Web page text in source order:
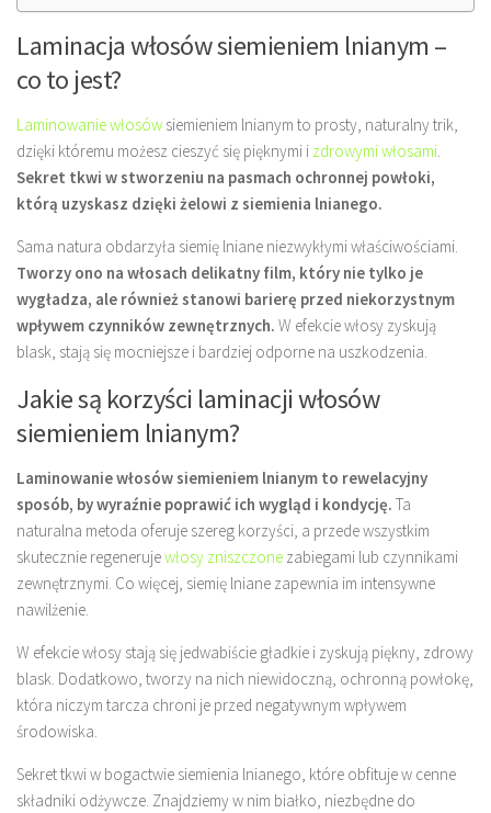
Laminacja włosów siemieniem lnianym –
co to jest?
Laminowanie włosów siemieniem lnianym to prosty, naturalny trik,
dzięki któremu możesz cieszyć się pięknymi i zdrowymi włosami.
Sekret tkwi w stworzeniu na pasmach ochronnej powłoki,
którą uzyskasz dzięki żelowi z siemienia lnianego.
Sama natura obdarzyła siemię lniane niezwykłymi właściwościami.
Tworzy ono na włosach delikatny film, który nie tylko je
wygładza, ale również stanowi barierę przed niekorzystnym
wpływem czynników zewnętrznych. W efekcie włosy zyskują
blask, stają się mocniejsze i bardziej odporne na uszkodzenia.
Jakie są korzyści laminacji włosów
siemieniem lnianym?
Laminowanie włosów siemieniem lnianym to rewelacyjny
sposób, by wyraźnie poprawić ich wygląd i kondycję. Ta
naturalna metoda oferuje szereg korzyści, a przede wszystkim
skutecznie regenerujewłosy zniszczone zabiegami lub czynnikami
zewnętrznymi. Co więcej, siemię lniane zapewnia im intensywne
nawilżenie.
W efekcie włosy stają się jedwabiście gładkie i zyskują piękny, zdrowy
blask. Dodatkowo, tworzy na nich niewidoczną, ochronną powłokę,
która niczym tarcza chroni je przed negatywnym wpływem
środowiska.
Sekret tkwi w bogactwie siemienia lnianego, które obfituje w cenne
składniki odżywcze. Znajdziemy w nim białko, niezbędne do